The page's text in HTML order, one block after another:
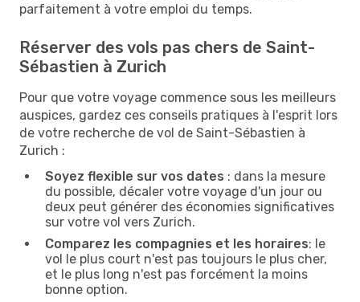
parfaitement à votre emploi du temps.
Réserver des vols pas chers de Saint-
Sébastien à Zurich
Pour que votre voyage commence sous les meilleurs
auspices, gardez ces conseils pratiques à l'esprit lors
de votre recherche de vol de Saint-Sébastien à
Zurich :
Soyez flexible sur vos dates : dans la mesure
du possible, décaler votre voyage d'un jour ou
deux peut générer des économies significatives
sur votre vol vers Zurich.
Comparez les compagnies et les horaires: le
vol le plus court n'est pas toujours le plus cher,
et le plus long n'est pas forcément la moins
bonne option.